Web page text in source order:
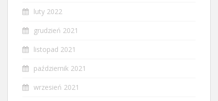
luty 2022
grudzień 2021
listopad 2021
październik 2021
wrzesień 2021